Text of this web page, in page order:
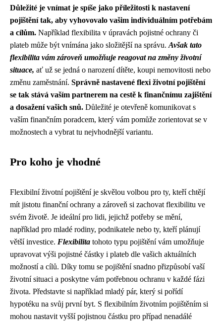
Důležité je vnímat je spíše jako příležitosti k nastavení
pojištění tak, aby vyhovovalo vašim individuálním potřebám
a cílům. Například flexibilita v úpravách pojistné ochrany či
plateb může být vnímána jako složitější na správu. Avšak tato
flexibilita vám zároveň umožňuje reagovat na změny životní
situace, ať už se jedná o narození dítěte, koupi nemovitosti nebo
změnu zaměstnání. Správně nastavené flexi životní pojištění
se tak stává vaším partnerem na cestě k finančnímu zajištění
a dosažení vašich snů. Důležité je otevřeně komunikovat s
vaším finančním poradcem, který vám pomůže zorientovat se v
možnostech a vybrat tu nejvhodnější variantu.
Pro koho je vhodné
Flexibilní životní pojištění je skvělou volbou pro ty, kteří chtějí
mít jistotu finanční ochrany a zároveň si zachovat flexibilitu ve
svém životě. Je ideální pro lidi, jejichž potřeby se mění,
například pro mladé rodiny, podnikatele nebo ty, kteří plánují
větší investice. Flexibilita tohoto typu pojištění vám umožňuje
upravovat výši pojistné částky i plateb dle vašich aktuálních
možností a cílů. Díky tomu se pojištění snadno přizpůsobí vaší
životní situaci a poskytne vám potřebnou ochranu v každé fázi
života. Představte si například mladý pár, který si pořídí
hypotéku na svůj první byt. S flexibilním životním pojištěním si
mohou nastavit vyšší pojistnou částku pro případ nenadálé